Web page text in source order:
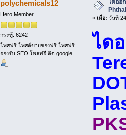
polychemicals12
Hero Member
กระทู้: 6242
โพสฟรี โพสต์ขายของฟรี โพสฟรี
รองรับ SEO โพสฟรี ติด google
ไดออ
« เมื่อ: วันที่
ได